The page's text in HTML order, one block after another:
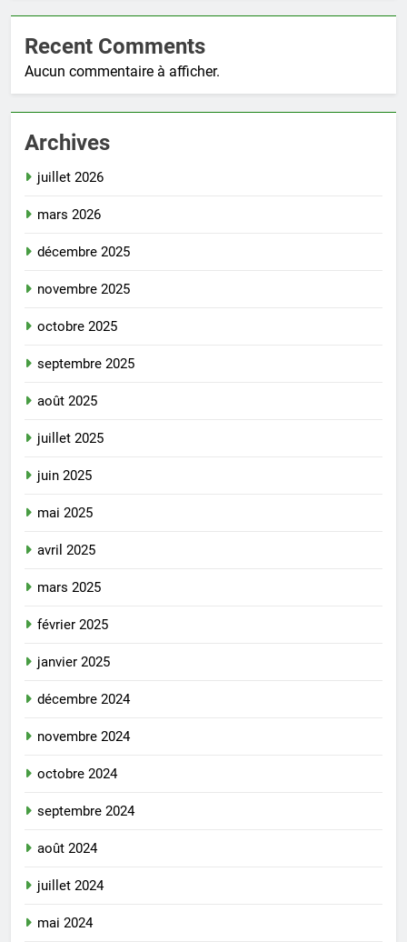
Recent Comments
Aucun commentaire à afficher.
Archives
juillet 2026
mars 2026
décembre 2025
novembre 2025
octobre 2025
septembre 2025
août 2025
juillet 2025
juin 2025
mai 2025
avril 2025
mars 2025
février 2025
janvier 2025
décembre 2024
novembre 2024
octobre 2024
septembre 2024
août 2024
juillet 2024
mai 2024